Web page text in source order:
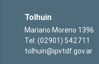
Tolhuin
Mariano Moreno 1396
Tel: (02901) 542711
tolhuin@ipvtdf.gov.ar